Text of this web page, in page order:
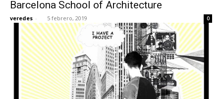
Barcelona School of Architecture
veredes - 5 febrero, 2019 0